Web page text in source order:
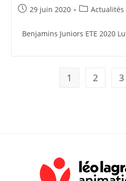
Publication
29 juin 2020
PostActualités
Benjamins Juniors ETE 2020
1 2 3